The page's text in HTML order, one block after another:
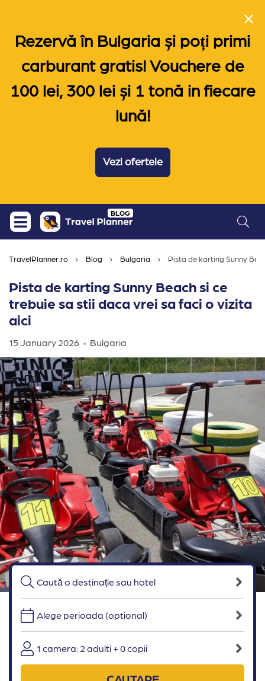
Rezervă în Bulgaria și poți primi
carburant gratis! Vouchere de
100 lei, 300 lei și 1 tonă in fiecare
lună!
Vezi ofertele
Skip
content
BLOG
TravelPlanner.ro Blog Bulgaria Pista de karting Sunny
Pista de karting Sunny Beach si ce
trebuie sa stii daca vrei sa faci o vizita
aici
15 January 2026 Bulgaria
Alege perioada (optional)
1 camera: 2 adulti + 0 copii